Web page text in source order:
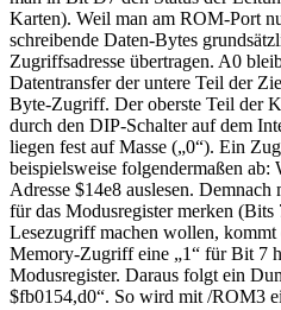
Karten). Weil man am ROM-Port
schreibende Daten-Bytes
Zugriffsadresse übertragen. A0
Datentransfer der untere Teil der
Byte-Zugriff. Der oberste Teil der
durch den DIP-Schalter auf dem
liegen fest auf Masse („0“). Ein
beispielsweise folgendermaßen
Adresse $14e8 auslesen.
für das Modusregister merken
Lesezugriff machen wollen,
Memory-Zugriff eine „1“ für Bit 7
Modusregister. Daraus folgt ein
$fb0154,d0“. So wird mit /ROM3